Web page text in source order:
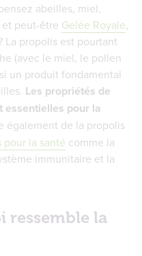
naturelle
elle parfois
naturel » ?
essentiel de la santé
voies respiratoires
ruche
abeilles, miel,
peut-être Gelée Royale,
La propolis est pourtant
(avec le miel, le pollen
un produit fondamental
Les propriétés de
essentielles pour la
également de la propolis
pour la santé comme la
immunitaire et la
ressemble la